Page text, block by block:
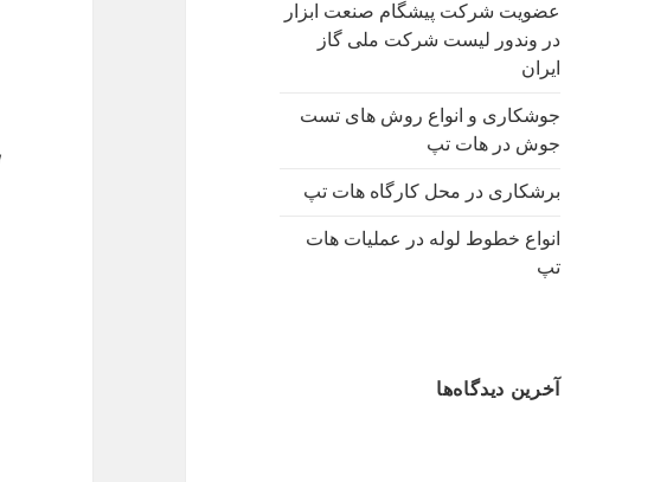
عضویت شرکت پیشگام صنعت ابزار
در وندور لیست شرکت ملی گاز
ایران
جوشکاری و انواع روش های تست
جوش در هات تپ
برشکاری در محل کارگاه هات تپ
انواع خطوط لوله در عملیات هات
تپ
آخرین دیدگاه‌ها